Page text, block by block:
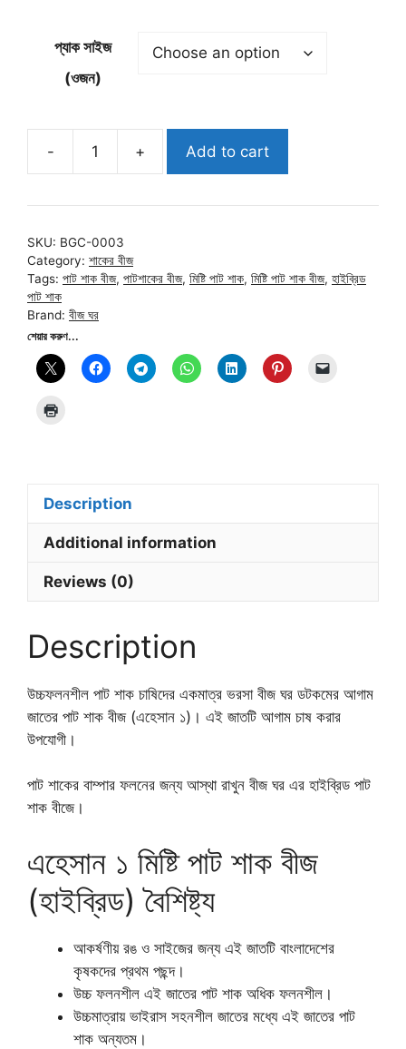
প্যাক সাইজ
(ওজন)
-
এহেসান
মিষ্টি
বীজ
+ Add to cart
SKU: BGC-0003
Category: শাকের বীজ
Tags: পাট শাক বীজ, পাটশাকের বীজ, মিষ্টি পাট শাক, মিষ্টি পাট শাক বীজ, হাইব্রিড
পাট শাক
Brand: বীজ ঘর
শেয়ার করুণ...
Description
Additional information
Reviews (0)
Description
উচ্চফলনশীল পাট শাক চাষিদের একমাত্র ভরসা বীজ ঘর ডটকমের আগাম
জাতের পাট শাক বীজ (এহেসান ১)। এই জাতটি আগাম চাষ করার
উপযোগী।
পাট শাকের বাম্পার ফলনের জন্য আস্থা রাখুন বীজ ঘর এর হাইব্রিড পাট
শাক বীজে।
এহেসান ১ মিষ্টি পাট শাক বীজ
(হাইব্রিড) বৈশিষ্ট্য
আকর্ষণীয় রঙ ও সাইজের জন্য এই জাতটি বাংলাদেশের
কৃষকদের প্রথম পছন্দ।
উচ্চ ফলনশীল এই জাতের পাট শাক অধিক ফলনশীল।
উচ্চমাত্রায় ভাইরাস সহনশীল জাতের মধ্যে এই জাতের পাট
শাক অন্যতম।